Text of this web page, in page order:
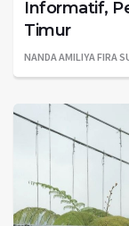
Informatif,
Timur
NANDA AMILIYA FIRA